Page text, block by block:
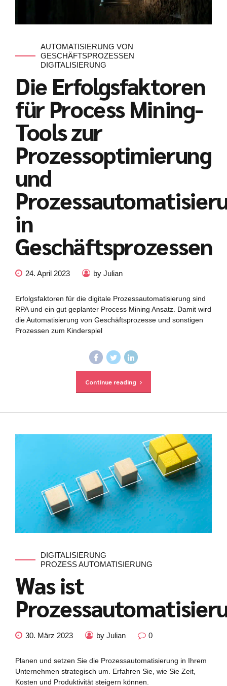
AUTOMATISIERUNG VON
GESCHÄFTSPROZESSEN
DIGITALISIERUNG
Die Erfolgsfaktoren
für Process Mining-
Tools zur
Prozessoptimierung
und
in
Geschäftsprozessen
24. April 2023 by Julian
Erfolgsfaktoren für die digitale Prozessautomatisierung sind
RPA und ein gut geplanter Process Mining Ansatz. Damit wird
die Automatisierung von Geschäftsprozesse und sonstigen
Prozessen zum Kinderspiel
Continue reading
DIGITALISIERUNG
PROZESS AUTOMATISIERUNG
Was ist
30. März 2023 by Julian 0
Planen und setzen Sie die Prozessautomatisierung in Ihrem
Unternehmen strategisch um. Erfahren Sie, wie Sie Zeit,
Kosten und Produktivität steigern können.